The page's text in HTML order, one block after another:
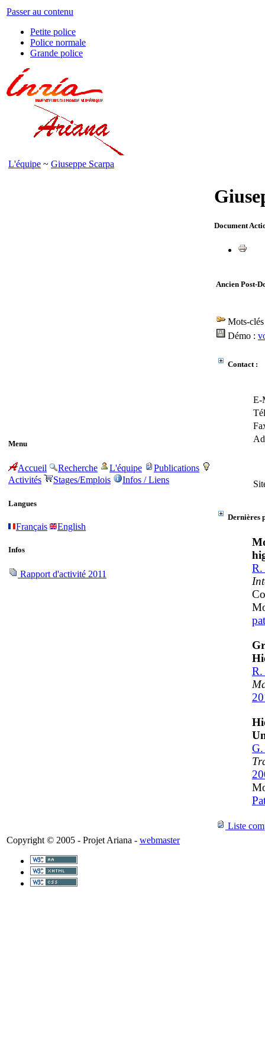
Passer au contenu
Petite police
Police normale
Grande police
L'équipe ~ Giuseppe Scarpa
Menu
Accueil Recherche L'équipe
Publications
Activités
Stages/Emplois Infos / Liens
Langues
Français English
Infos
Rapport d'activité 2011
Document
Ancien Post-
Mots-
Démo :
Contact :
E-
Dernières
R.
R.
G.
Liste
Copyright © 2005 - Projet Ariana - webmaster